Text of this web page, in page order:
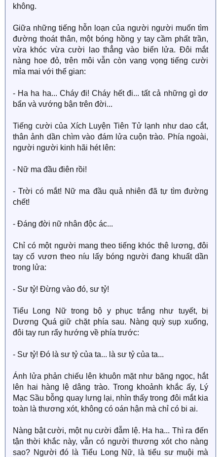
không.
Giữa những tiếng hỗn loạn của người người muốn tìm
đường thoát thân, một bóng hồng y tay cầm phất trần,
vừa khóc vừa cười lao thẳng vào biển lửa. Đôi mắt
nàng hoe đỏ, trên môi vẫn còn vang vọng tiếng cười
mỉa mai với thế gian:
- Ha ha ha... Cháy đi! Cháy hết đi... tất cả những gì dơ
bẩn và vướng bận trên đời...
Tiếng cười của Xích Luyện Tiên Tử lạnh như dao cắt,
thân ảnh dần chìm vào đám lửa cuộn trào. Phía ngoài,
người người kinh hãi hét lên:
- Nữ ma đầu điên rồi!
- Trời có mắt! Nữ ma đầu quả nhiên đã tự tìm đường
chết!
- Đáng đời nữ nhân độc ác...
Chỉ có một người mang theo tiếng khóc thê lương, đôi
tay cố vươn theo níu lấy bóng người đang khuất dần
trong lửa:
- Sư tỷ! Đừng vào đó, sư tỷ!
Tiểu Long Nữ trong bộ y phục trắng như tuyết, bị
Dương Quá giữ chặt phía sau. Nàng quỳ sụp xuống,
đôi tay run rẩy hướng về phía trước:
- Sư tỷ! Đó là sư tỷ của ta... là sư tỷ của ta...
Ánh lửa phản chiếu lên khuôn mặt như băng ngọc, hắt
lên hai hàng lệ dâng trào. Trong khoảnh khắc ấy, Lý
Mạc Sầu bỗng quay lưng lại, nhìn thấy trong đôi mắt kia
toàn là thương xót, không có oán hận mà chỉ có bi ai.
Nàng bật cười, một nụ cười đẫm lệ. Ha ha... Thì ra đến
tận thời khắc này, vẫn có người thương xót cho nàng
sao? Người đó là Tiểu Long Nữ, là tiểu sư muội mà